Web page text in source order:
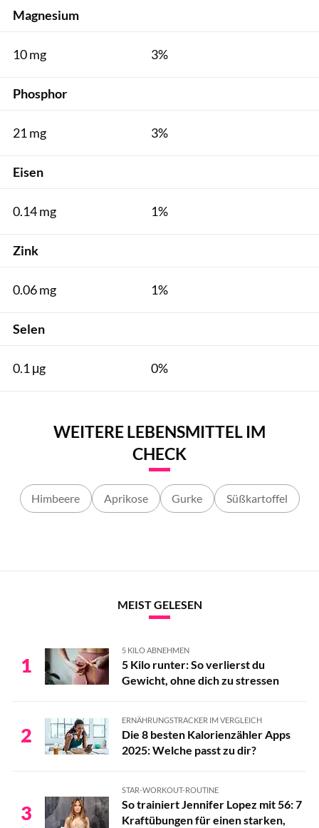
Magnesium
10 mg 3%
Phosphor
21 mg 3%
Eisen
0.14 mg 1%
Zink
0.06 mg 1%
Selen
0.1 μg 0%
WEITERE LEBENSMITTEL IM
CHECK
Himbeere Aprikose Gurke Süßkartoffel
MEIST GELESEN
1
5 KILO ABNEHMEN
5 Kilo runter: So verlierst du
Gewicht, ohne dich zu stressen
2
ERNÄHRUNGSTRACKER IM VERGLEICH
Die 8 besten Kalorienzähler Apps
2025: Welche passt zu dir?
3
STAR-WORKOUT-ROUTINE
So trainiert Jennifer Lopez mit 56: 7
Kraftübungen für einen starken,